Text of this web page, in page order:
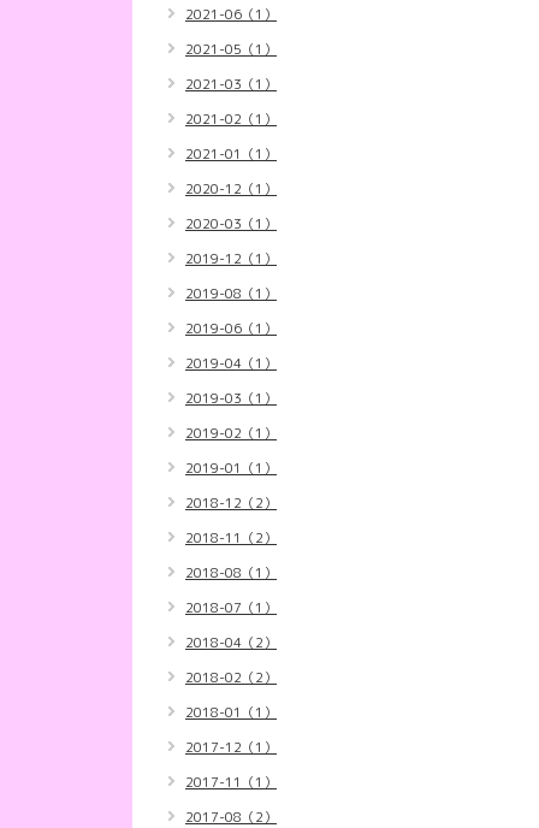
2021-06（1）
2021-05（1）
2021-03（1）
2021-02（1）
2021-01（1）
2020-12（1）
2020-03（1）
2019-12（1）
2019-08（1）
2019-06（1）
2019-04（1）
2019-03（1）
2019-02（1）
2019-01（1）
2018-12（2）
2018-11（2）
2018-08（1）
2018-07（1）
2018-04（2）
2018-02（2）
2018-01（1）
2017-12（1）
2017-11（1）
2017-08（2）